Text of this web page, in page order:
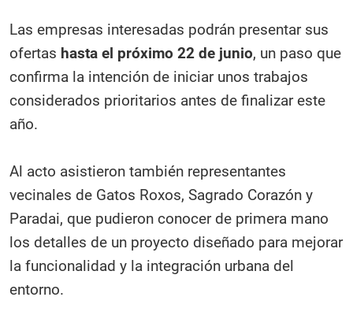
Las empresas interesadas podrán presentar sus
ofertas hasta el próximo 22 de junio, un paso que
confirma la intención de iniciar unos trabajos
considerados prioritarios antes de finalizar este
año.
Al acto asistieron también representantes
vecinales de Gatos Roxos, Sagrado Corazón y
Paradai, que pudieron conocer de primera mano
los detalles de un proyecto diseñado para mejorar
la funcionalidad y la integración urbana del
entorno.